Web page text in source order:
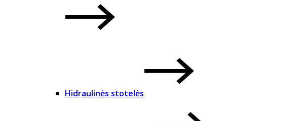
Hidraulinės stotelės